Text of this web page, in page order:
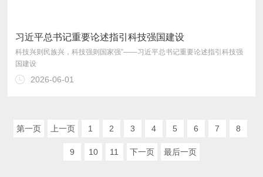
习近平总书记重要论述指引科技强国建设
国建设
2026-06-01
第一页 上一页 1 2 3 4 5 6 7 8
9 10 11 下一页 最后一页